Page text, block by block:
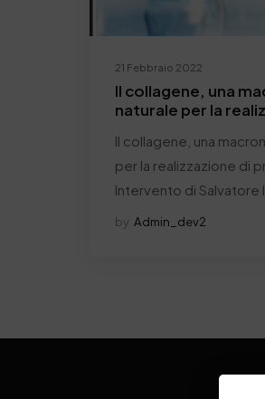
21 Febbraio 2022
Il collagene, una
naturale per la
Il collagene, una
per la realizzazione di
Intervento di Salvatore
by Admin_dev2